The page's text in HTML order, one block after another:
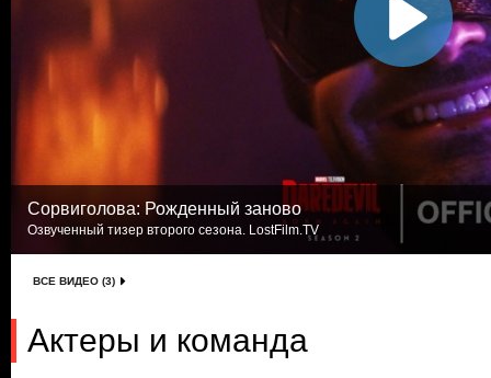
Сорвиголова: Рожденный заново
Озвученный тизер второго сезона. LostFilm.TV
ВСЕ ВИДЕО (3)
Актеры и команда